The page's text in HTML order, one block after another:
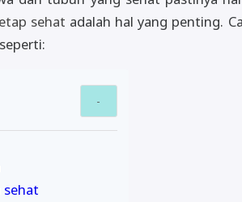
sehat adalah hal yang penting.
sehat